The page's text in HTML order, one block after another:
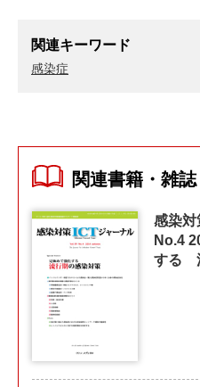
関連キーワード
感染症
関連書籍・雑誌
感染
No.4
する